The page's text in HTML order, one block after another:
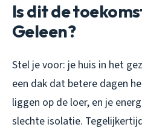
Is dit de
Geleen?
Stel je voor: je huis in het
een dak dat betere dagen
liggen op de loer, en je
slechte isolatie.